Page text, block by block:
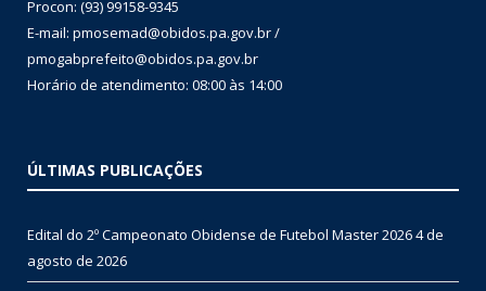
Procon: (93) 99158-9345
E-mail: pmosemad@obidos.pa.gov.br /
pmogabprefeito@obidos.pa.gov.br
Horário de atendimento: 08:00 às 14:00
ÚLTIMAS PUBLICAÇÕES
Edital do 2º Campeonato Obidense de Futebol Master 20264 de
agosto de 2026